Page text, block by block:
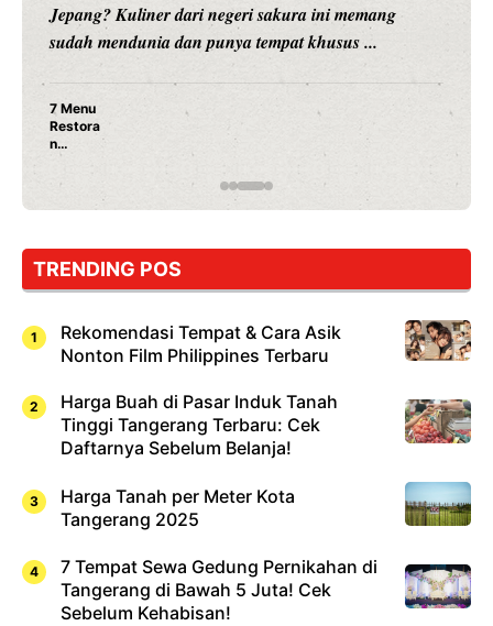
Jepang? Kuliner dari negeri sakura ini memang
sudah mendunia dan punya tempat khusus ...
7 Menu
Restora
n
Jepang
yang
Dicoba,
Cuma
Sushi!
TRENDING POS
Rekomendasi Tempat & Cara Asik
Nonton Film Philippines Terbaru
Harga Buah di Pasar Induk Tanah
Tinggi Tangerang Terbaru: Cek
Daftarnya Sebelum Belanja!
Harga Tanah per Meter Kota
Tangerang 2025
7 Tempat Sewa Gedung Pernikahan di
Tangerang di Bawah 5 Juta! Cek
Sebelum Kehabisan!